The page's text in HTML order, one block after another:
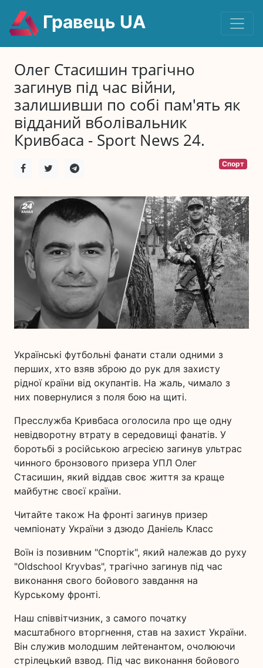
Гравець UA
Олег Стасишин трагічно
загинув під час війни,
залишивши по собі пам'ять як
відданий вболівальник
Кривбаса - Sport News 24.
Спорт
Українські футбольні фанати стали одними з
перших, хто взяв зброю до рук для захисту
рідної країни від окупантів. На жаль, чимало з
них повернулися з поля бою на щиті.
Пресслужба Кривбаса оголосила про ще одну
невідворотну втрату в середовищі фанатів. У
боротьбі з російською агресією загинув ультрас
чинного бронзового призера УПЛ Олег
Стасишин, який віддав своє життя за краще
майбутнє своєї країни.
Читайте також На фронті загинув призер
чемпіонату України з дзюдо Даніель Класс
Воїн із позивним "Спортік", який належав до руху
"Oldschool Kryvbas", трагічно загинув під час
виконання свого бойового завдання на
Курському фронті.
Наш співвітчизник, з самого початку
масштабного вторгнення, став на захист України.
Він служив молодшим лейтенантом, очолюючи
стрілецький взвод. Під час виконання бойового